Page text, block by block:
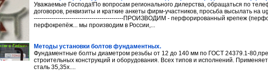
Уважаемые Господа!По вопросам регионального дилерства, обращаться по
договоров, реквизиты и краткие анкеты фирм-участников, просьба высылать на
---------------------------------------------ПРОИЗВОДИМ - перфорированный крепеж
перфокрепёж... мы производим в России,...
Методы установки болтов фундаментных.
Фундаментные болты диаметром резьбы от 12 до 140 мм по ГОСТ 24379.1-
строительных конструкций и оборудования. Всех типов и исполнений.
сталь 35,35х....